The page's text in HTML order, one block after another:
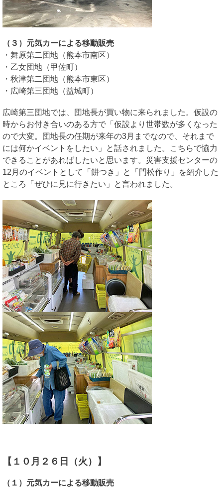
（３）元気カーによる移動販売
・舞原第二団地（熊本市南区）
・乙女団地（甲佐町）
・秋津第二団地（熊本市東区）
・広崎第三団地（益城町）
広崎第三団地では、団地長が買い物に来られました。仮設の
時からお付き合いのある方で「仮設より世帯数が多くなった
ので大変。団地長の任期が来年の3月までなので、それまで
には何かイベントをしたい」と話されました。こちらで協力
できることがあればしたいと思います。災害支援センターの
12月のイベントとして「餅つき」と「門松作り」を紹介した
ところ「ぜひに見に行きたい」と言われました。
【１０月２６日（火）】
（１）元気カーによる移動販売